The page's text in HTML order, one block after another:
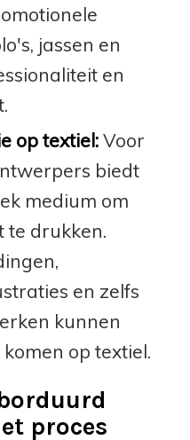
jassen en
en
op textiel:Voor
biedt
medium om
te drukken.
en zelfs
kunnen
op textiel.
proces